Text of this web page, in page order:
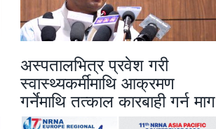
अस्पतालभित्र प्रवेश गरी
स्वास्थ्यकर्मीमाथि आक्रमण
गर्नेमाथि तत्काल कारबाही गर्न माग